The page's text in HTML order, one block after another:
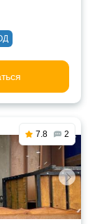
7.8 2